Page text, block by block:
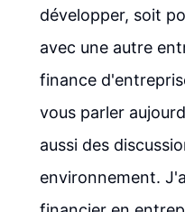
développer, soit
avec une autre
finance
vous parler
aussi des
environnement.